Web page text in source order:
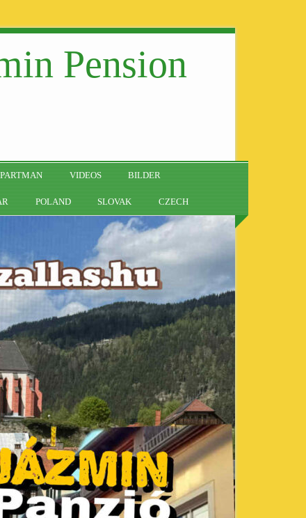
Pension
VIDEOS BILDER
POLAND SLOVAK CZECH